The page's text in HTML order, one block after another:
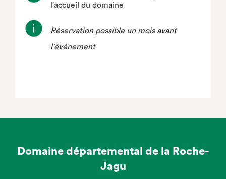
l'accueil du domaine
Réservation possible un mois avant
l'événement
Domaine départemental de la Roche-
Jagu